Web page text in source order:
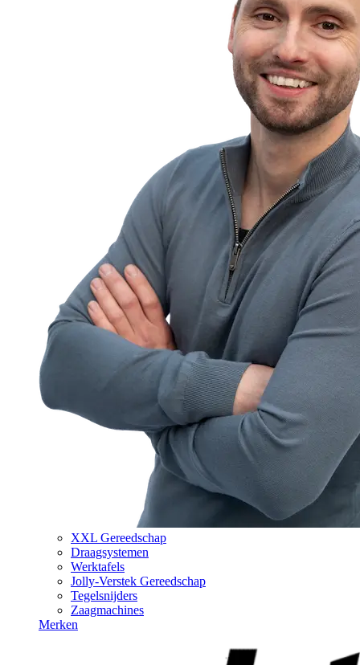
XXL Gereedschap
Draagsystemen
Werktafels
Jolly-Verstek Gereedschap
Tegelsnijders
Zaagmachines
Merken